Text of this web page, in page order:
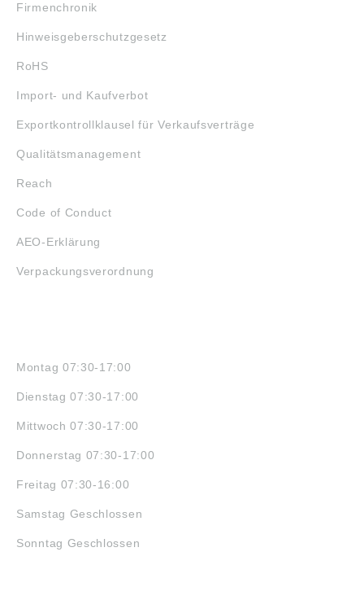
Firmenchronik
Hinweisgeberschutzgesetz
RoHS
Import- und Kaufverbot
Exportkontrollklausel für Verkaufsverträge
Qualitätsmanagement
Reach
Code of Conduct
AEO-Erklärung
Verpackungsverordnung
Montag 07:30-17:00
Dienstag 07:30-17:00
Mittwoch 07:30-17:00
Donnerstag 07:30-17:00
Freitag 07:30-16:00
Samstag Geschlossen
Sonntag Geschlossen